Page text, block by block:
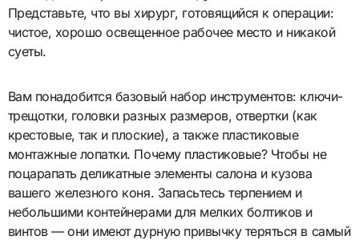
Представьте, что вы хирург, готовящийся к операции:
чистое, хорошо освещенное рабочее место и никакой
суеты.
Вам понадобится базовый набор инструментов: ключи-
трещотки, головки разных размеров, отвертки (как
крестовые, так и плоские), а также пластиковые
монтажные лопатки. Почему пластиковые? Чтобы не
поцарапать деликатные элементы салона и кузова
вашего железного коня. Запасьтесь терпением и
небольшими контейнерами для мелких болтиков и
винтов — они имеют дурную привычку теряться в самый